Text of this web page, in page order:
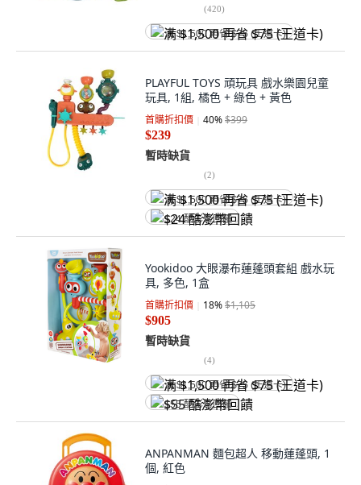
(420)
满 $1,500 再省 $75 (王道卡)
PLAYFUL TOYS 頑玩具 戲水樂園兒童
玩具, 1組, 橘色 + 綠色 + 黃色
首購折扣價 40%$399
$239
暫時缺貨
(2)
满 $1,500 再省 $75 (王道卡)
$24 酷澎幣回饋
Yookidoo 大眼瀑布蓮蓬頭套組 戲水玩
具, 多色, 1盒
首購折扣價 18%$1,105
$905
暫時缺貨
(4)
满 $1,500 再省 $75 (王道卡)
$55 酷澎幣回饋
ANPANMAN 麵包超人 移動蓮蓬頭, 1
個, 紅色